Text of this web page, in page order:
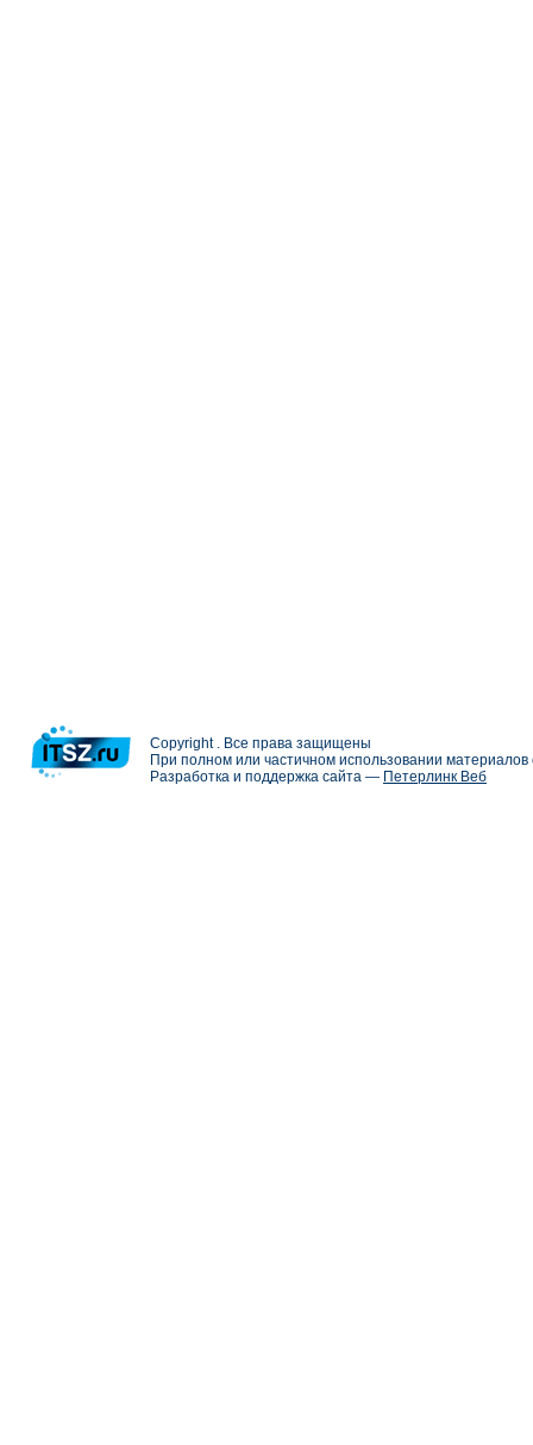
Copyright . Все права защищены
При полном или частичном использовании
Разработка и поддержка сайта — Петерлинк Веб